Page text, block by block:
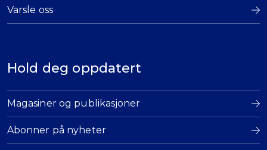
Varsle oss
Hold deg oppdatert
Magasiner og publikasjoner
Abonner på nyheter